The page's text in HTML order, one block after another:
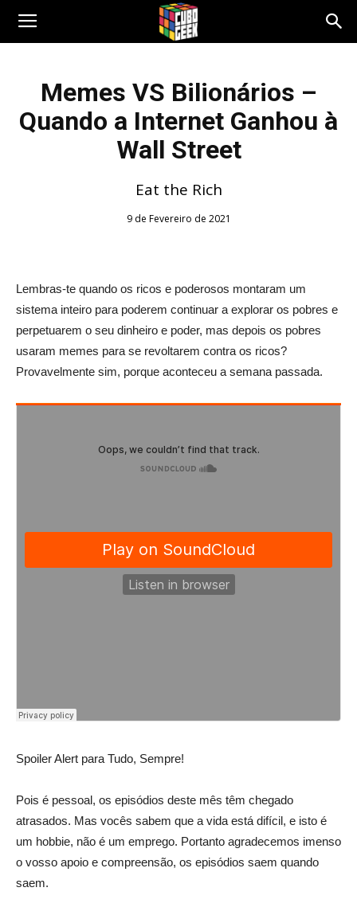
Geek
Memes VS Bilionários –
Quando a Internet Ganhou à
Wall Street
Eat the Rich
9 de Fevereiro de 2021
Lembras-te quando os ricos e poderosos montaram um
sistema inteiro para poderem continuar a explorar os pobres e
perpetuarem o seu dinheiro e poder, mas depois os pobres
usaram memes para se revoltarem contra os ricos?
Provavelmente sim, porque aconteceu a semana passada.
Spoiler Alert para Tudo, Sempre!
Pois é pessoal, os episódios deste mês têm chegado
atrasados. Mas vocês sabem que a vida está difícil, e isto é
um hobbie, não é um emprego. Portanto agradecemos imenso
o vosso apoio e compreensão, os episódios saem quando
saem.